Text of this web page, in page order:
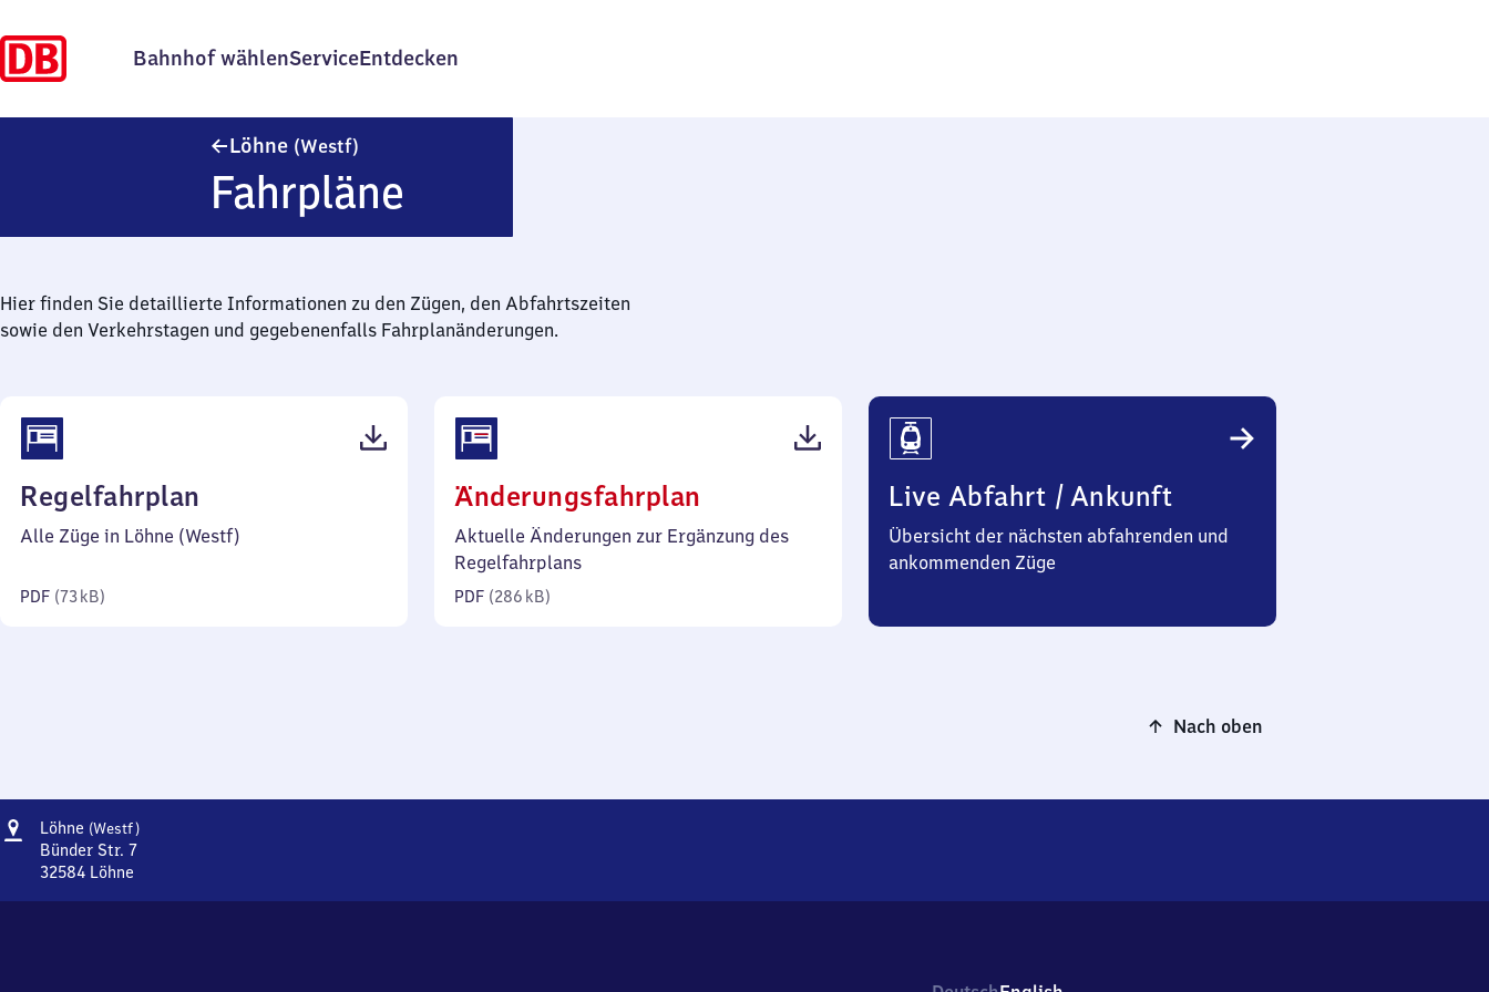
Bahnhof wählenServiceEntdecken
Löhne (Westf)
Fahrpläne
Hier finden Sie detaillierte Informationen zu den Zügen, den Abfahrtszeiten
sowie den Verkehrstagen und gegebenenfalls Fahrplanänderungen.
Regelfahrplan
73
Alle Züge in Löhne (Westf)
PDF (73 kB)
Änderungsfahrplan
286
Aktuelle Änderungen zur Ergänzung des
Regelfahrplans
PDF (286 kB)
Live Abfahrt / Ankunft
Übersicht der nächsten abfahrenden und
ankommenden Züge
Nach oben
Adresse
Löhne (Westf)Löhne
Bünder Str. 7
32584 Löhne